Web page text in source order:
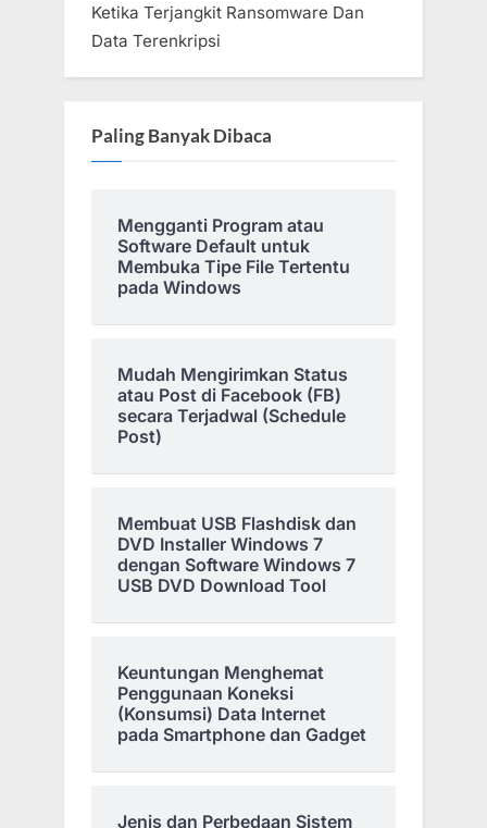
Ketika Terjangkit Ransomware Dan
Data Terenkripsi
Paling Banyak Dibaca
Mengganti Program atau
Software Default untuk
Membuka Tipe File Tertentu
pada Windows
Mudah Mengirimkan Status
atau Post di Facebook (FB)
secara Terjadwal (Schedule
Post)
Membuat USB Flashdisk dan
DVD Installer Windows 7
dengan Software Windows 7
USB DVD Download Tool
Keuntungan Menghemat
Penggunaan Koneksi
(Konsumsi) Data Internet
pada Smartphone dan Gadget
Jenis dan Perbedaan Sistem